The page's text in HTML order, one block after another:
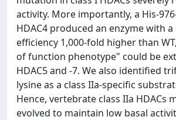
activity. More importantly, a His-
HDAC4 produced an enzyme with a
efficiency 1,000-fold higher than
of function phenotype" could be
HDAC5 and -7. We also identified
lysine as a class IIa-specific
Hence, vertebrate class IIa HDACs
evolved to maintain low basal